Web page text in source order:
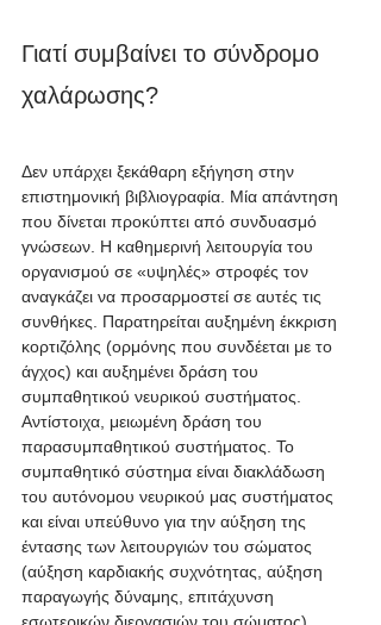
Γιατί συμβαίνει το σύνδρομο
χαλάρωσης?
Δεν υπάρχει ξεκάθαρη εξήγηση στην
επιστημονική βιβλιογραφία. Μία απάντηση
που δίνεται προκύπτει από συνδυασμό
γνώσεων. Η καθημερινή λειτουργία του
οργανισμού σε «υψηλές» στροφές τον
αναγκάζει να προσαρμοστεί σε αυτές τις
συνθήκες. Παρατηρείται αυξημένη έκκριση
κορτιζόλης (ορμόνης που συνδέεται με το
άγχος) και αυξημένει δράση του
συμπαθητικού νευρικού συστήματος.
Αντίστοιχα, μειωμένη δράση του
παρασυμπαθητικού συστήματος. Το
συμπαθητικό σύστημα είναι διακλάδωση
του αυτόνομου νευρικού μας συστήματος
και είναι υπεύθυνο για την αύξηση της
έντασης των λειτουργιών του σώματος
(αύξηση καρδιακής συχνότητας, αύξηση
παραγωγής δύναμης, επιτάχυνση